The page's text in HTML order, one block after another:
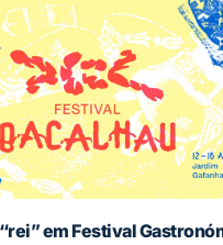
em Festival